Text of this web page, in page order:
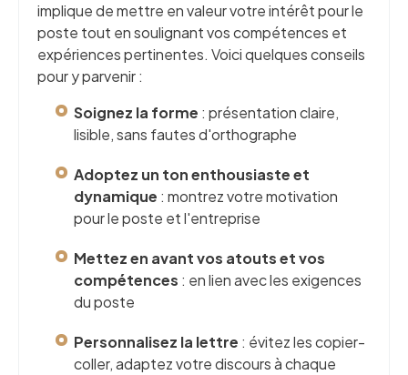
implique de mettre en valeur votre intérêt pour le
poste tout en soulignant vos compétences et
expériences pertinentes. Voici quelques conseils
pour y parvenir :
Soignez la forme : présentation claire,
lisible, sans fautes d'orthographe
Adoptez un ton enthousiaste et
dynamique : montrez votre motivation
pour le poste et l'entreprise
Mettez en avant vos atouts et vos
compétences : en lien avec les exigences
du poste
Personnalisez la lettre : évitez les copier-
coller, adaptez votre discours à chaque